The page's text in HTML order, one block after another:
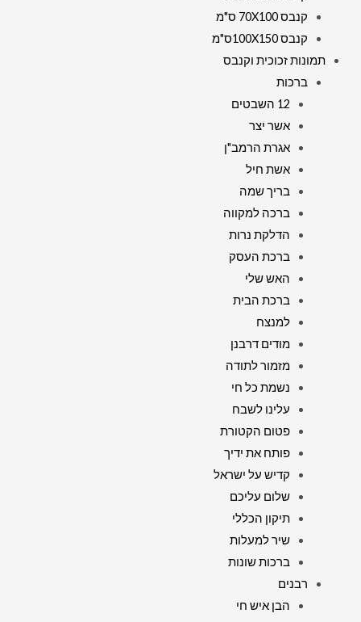
קנבס 70X100 ס"מ
קנבס 100X150ס"מ
תמונות זכוכית וקנבס
ברכות
12 השבטים
אשר יצר
אגרת הרמב"ן
אשת חיל
בריך שמה
ברכה למקווה
הדלקת נרות
ברכת העסק
האש שלי
ברכת הבית
למנצח
מודים דרבנן
מזמור לתודה
נשמת כל חי
עלינו לשבח
פטום הקטורת
פותח את ידיך
קדיש על ישראל
שלום עליכם
תיקון הכללי
שיר למעלות
ברכות שונות
רבנים
הבן איש חי